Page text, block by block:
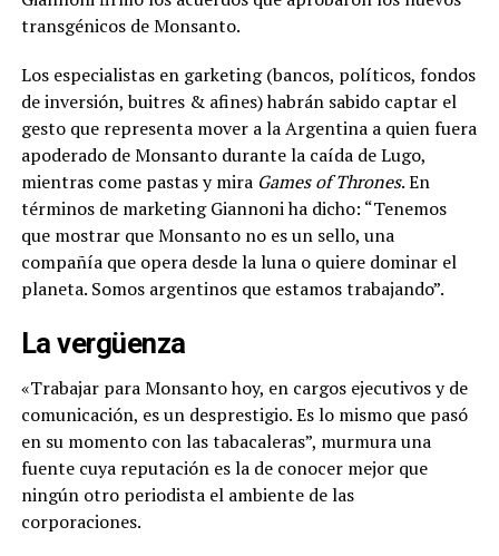
transgénicos de Monsanto.
Los especialistas en garketing (bancos, políticos, fondos
de inversión, buitres & afines) habrán sabido captar el
gesto que representa mover a la Argentina a quien fuera
apoderado de Monsanto durante la caída de Lugo,
mientras come pastas y mira Games of Thrones. En
términos de marketing Giannoni ha dicho: “Tenemos
que mostrar que Monsanto no es un sello, una
compañía que opera desde la luna o quiere dominar el
planeta. Somos argentinos que estamos trabajando”.
La vergüenza
«Trabajar para Monsanto hoy, en cargos ejecutivos y de
comunicación, es un desprestigio. Es lo mismo que pasó
en su momento con las tabacaleras”, murmura una
fuente cuya reputación es la de conocer mejor que
ningún otro periodista el ambiente de las
corporaciones.